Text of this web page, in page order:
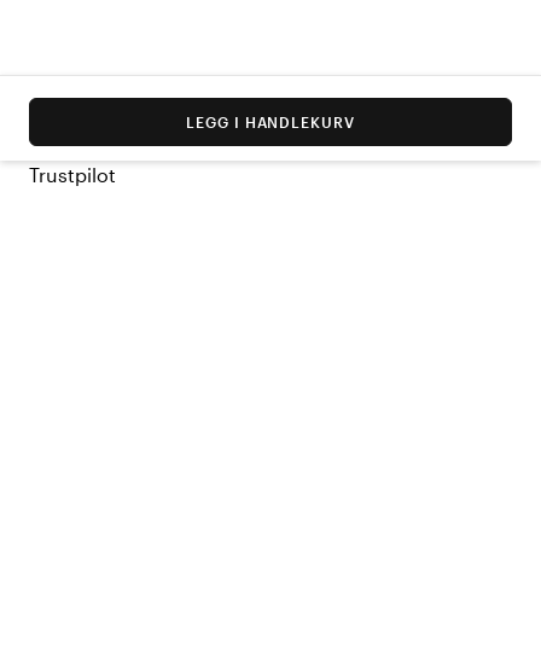
LEGG I HANDLEKURV
Trustpilot